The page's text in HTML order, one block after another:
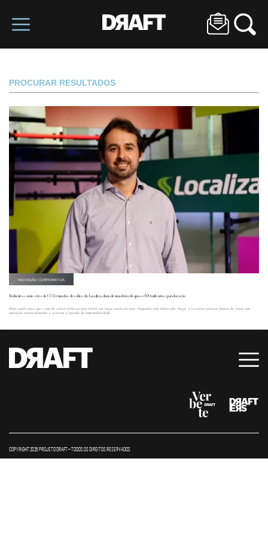
PROCURAR RESULTADOS
INOVAÇÃO CORPORATIVA
Reduzir as emissões de CO2 é um dos desafios da Localiza, dona de uma frota de quase 300 mil carros para locação
Falta muito para que o uso de carros elétricos seja viável em larga escala no país. Enquanto esse futuro não chega, a Localiza planeja formas de tornar sua
operação menos poluente e acelerar a agenda da sustentabilidade.
COPYRIGHT 2026 PROJETO DRAFT – TODOS OS DIREITOS RESERVADOS